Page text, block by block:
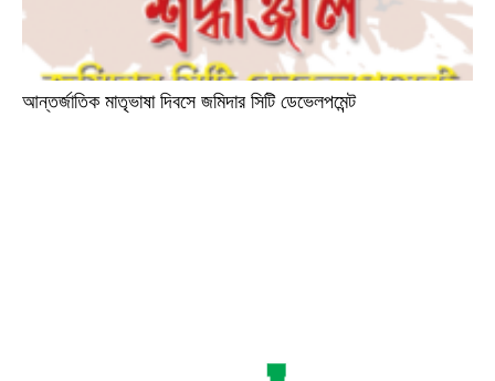
আন্তর্জাতিক মাতৃভাষা দিবসে জমিদার সিটি ডেভেলপমেন্ট